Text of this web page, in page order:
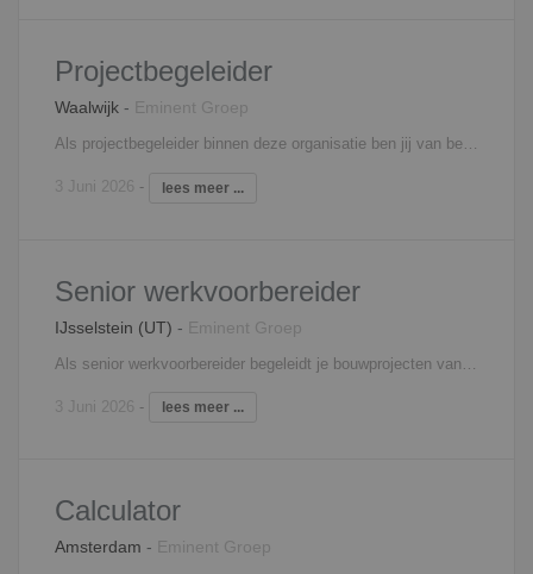
Projectbegeleider
Waalwijk - Eminent Groep
Als projectbegeleider binnen deze organisatie ben jij van begin tot einde met een project betrokken. Je dagelijkse werkzaamheden bestaan uit een afwisselende combinatie van technische en administratieve werkzaamheden. Hierbij kan je denken aan: Bestellen en inkopen van materialen en materieel Maken van werk- en detailtekeningen Assisteren bij maken en controleren van offertes Aandragen van verbetermogelijkheden Overleg met stakeholders Interesse? Neem contact op met Filip Martens, 06 - 18 25 71 31,
3 Juni 2026 - lees meer ...
Senior werkvoorbereider
IJsselstein (UT) - Eminent Groep
3 Juni 2026 - lees meer ...
Calculator
Amsterdam - Eminent Groep